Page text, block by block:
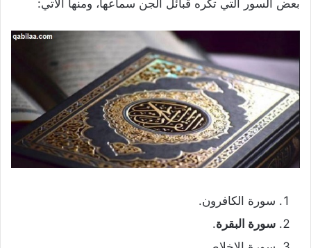
بعض السور التي تكره قبائل الجن سماعها، ومنها الآتي:
سورة الكافرون.
سورة البقرة.